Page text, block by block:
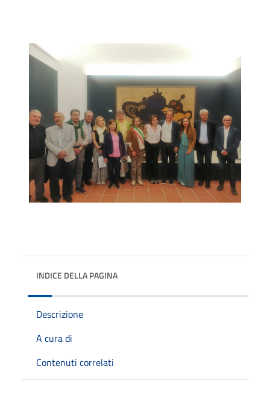
INDICE DELLA PAGINA
Descrizione
A cura di
Contenuti correlati